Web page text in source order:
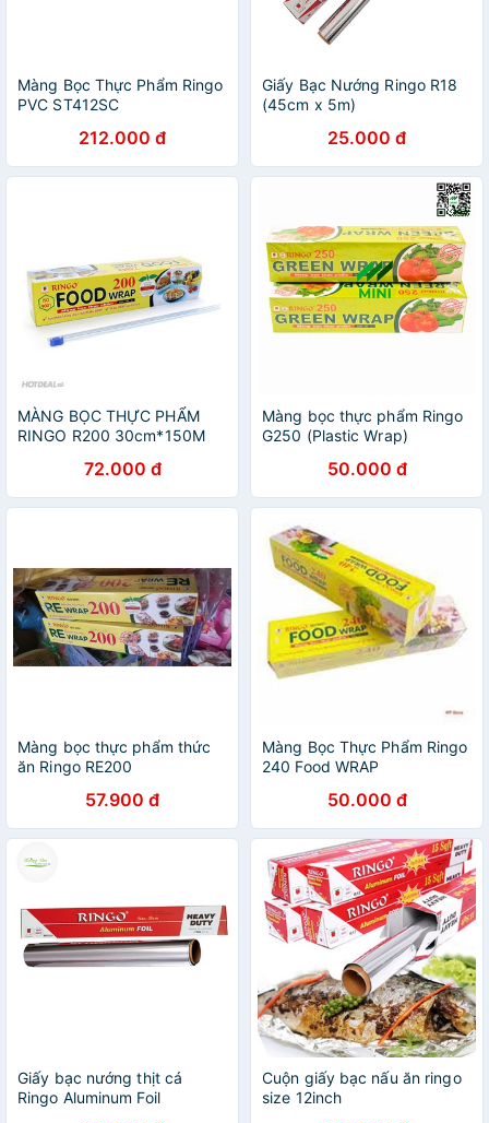
Màng Bọc Thực Phẩm Ringo
PVC ST412SC
212.000 đ
Giấy Bạc Nướng Ringo R18
(45cm x 5m)
25.000 đ
MÀNG BỌC THỰC PHẨM
RINGO R200 30cm*150M
72.000 đ
Màng bọc thực phẩm Ringo
G250 (Plastic Wrap)
50.000 đ
Màng bọc thực phẩm thức
ăn Ringo RE200
57.900 đ
Màng Bọc Thực Phẩm Ringo
240 Food WRAP
50.000 đ
Giấy bạc nướng thịt cá
Ringo Aluminum Foil
Cuộn giấy bạc nấu ăn ringo
size 12inch